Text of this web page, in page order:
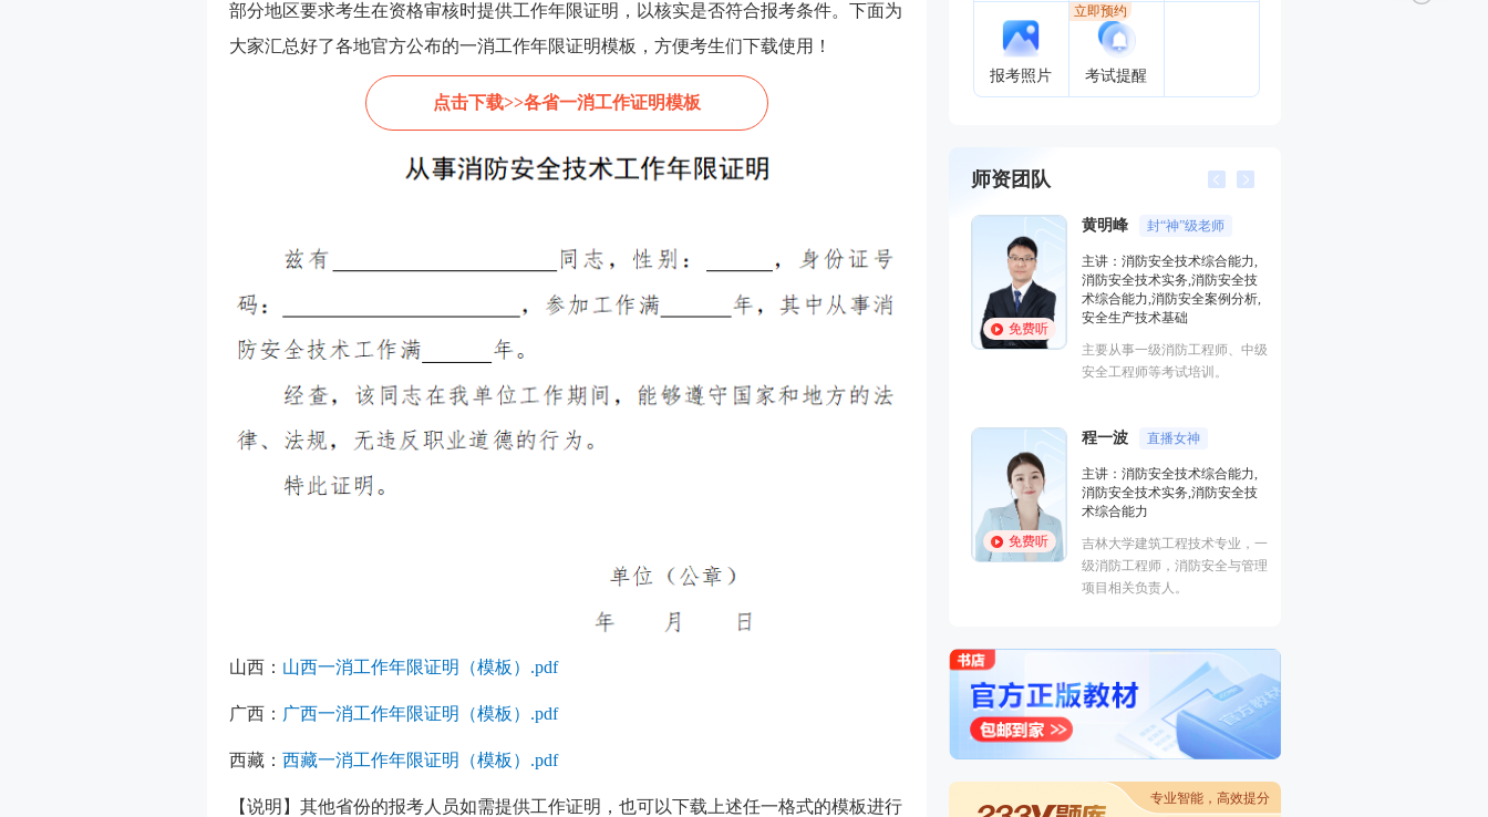
部分地区要求考生在资格审核时提供工作年限证明，以核实是否符合报考条件。下面为
大家汇总好了各地官方公布的一消工作年限证明模板，方便考生们下载使用！
点击下载>>各省一消工作证明模板
山西： 山西一消工作年限证明（模板）.pdf
广西： 广西一消工作年限证明（模板）.pdf
西藏： 西藏一消工作年限证明（模板）.pdf
【说明】其他省份的报考人员如需提供工作证明，也可以下载上述任一格式的模板进行
报考照片 考试提醒
立即预约
师资团队
主讲：消防安全技术综合能力,
消防安全技术实务,消防安全技
术综合能力,消防安全案例分析,
安全生产技术基础
主要从事一级消防工程师、中级
主讲：消防安全技术综合能力,
消防安全技术实务,消防安全技
吉林大学建筑工程技术专业，一
级消防工程师，消防安全与管理
免费听
侯跃
主讲：消防安全案例分析,消防
安全案例分析,基础知识,中级技
能,中级实操
注册建造师，富有现场施工经
验，授课风格化繁为简、深入浅
免费听
消防安全技术实务,消防安全技
术综合能力,消防安全案例分析,
安全生产技术基础
主要从事一级消防工程师、中级
安全工程师等考试培训。
专业智能，高效提分